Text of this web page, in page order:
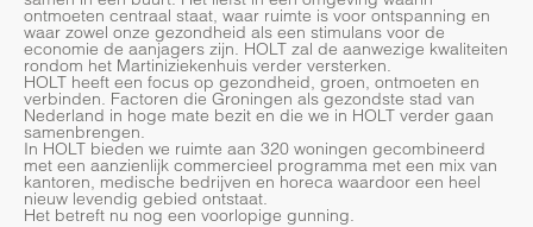
ontmoeten centraal staat, waar ruimte is voor ontspanning en
waar zowel onze gezondheid als een stimulans voor de
economie de aanjagers zijn. HOLT zal de aanwezige kwaliteiten
rondom het Martiniziekenhuis verder versterken.
HOLT heeft een focus op gezondheid, groen, ontmoeten en
verbinden. Factoren die Groningen als gezondste stad van
Nederland in hoge mate bezit en die we in HOLT verder gaan
samenbrengen.
In HOLT bieden we ruimte aan 320 woningen gecombineerd
met een aanzienlijk commercieel programma met een mix van
kantoren, medische bedrijven en horeca waardoor een heel
nieuw levendig gebied ontstaat.
Het betreft nu nog een voorlopige gunning.